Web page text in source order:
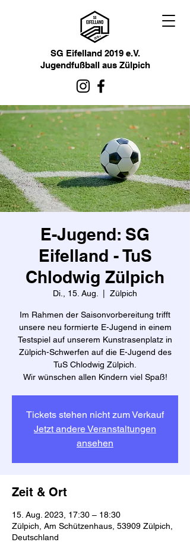
SG Eifelland 2019 e.V.
Jugendfußball aus Zülpich
E-Jugend: SG
Eifelland - TuS
Chlodwig Zülpich
Di., 15. Aug. Zülpich
Im Rahmen der Saisonvorbereitung trifft
unsere neu formierte E-Jugend in einem
Testspiel auf unserem Kunstrasenplatz in
Zülpich-Schwerfen auf die E-Jugend des
TuS Chlodwig Zülpich.
Wir wünschen allen Kindern viel Spaß!
Tickets stehen nicht zum Verkauf
Jetzt andere Veranstaltungen
ansehen
Zeit & Ort
15. Aug. 2023, 17:30 – 18:30
Zülpich, Am Schützenhaus, 53909 Zülpich,
Deutschland